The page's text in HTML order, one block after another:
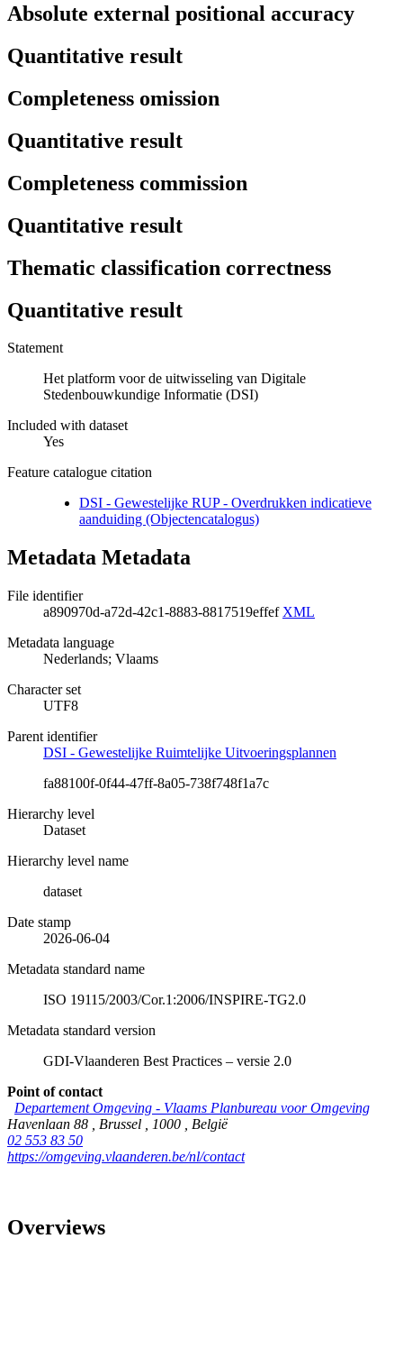
Absolute external positional accuracy
Quantitative result
Completeness omission
Quantitative result
Completeness commission
Quantitative result
Thematic classification correctness
Quantitative result
Statement
Het platform voor de uitwisseling van Digitale
Stedenbouwkundige Informatie (DSI)
Included with dataset
Yes
Feature catalogue citation
DSI - Gewestelijke RUP - Overdrukken indicatieve
aanduiding (Objectencatalogus)
Metadata Metadata
File identifier
a890970d-a72d-42c1-8883-8817519effef XML
Metadata language
Nederlands; Vlaams
Character set
UTF8
Parent identifier
DSI - Gewestelijke Ruimtelijke Uitvoeringsplannen
fa88100f-0f44-47ff-8a05-738f748f1a7c
Hierarchy level
Dataset
Hierarchy level name
dataset
Date stamp
2026-06-04
Metadata standard name
ISO 19115/2003/Cor.1:2006/INSPIRE-TG2.0
Metadata standard version
GDI-Vlaanderen Best Practices – versie 2.0
Point of contact
Departement Omgeving - Vlaams Planbureau voor Omgeving
Havenlaan 88
Brussel 1000
België
02 553 83 50
https://omgeving.vlaanderen.be/nl/contact
Overviews